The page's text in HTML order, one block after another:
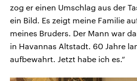
zog er einen Umschlag aus der
ein Bild. Es zeigt meine Familie
meines Bruders. Der Mann war
in Havannas Altstadt. 60 Jahre
aufbewahrt. Jetzt habe ich es.“